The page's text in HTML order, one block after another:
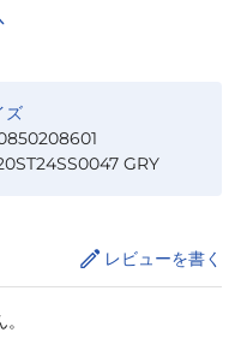
ズ
GRY
レビューを書く